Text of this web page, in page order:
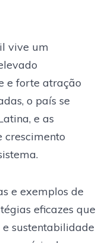
vive um
e forte atração
o país se
e as
crescimento
e exemplos de
eficazes que
sustentabilidade